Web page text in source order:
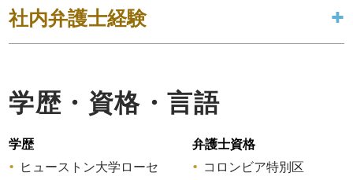
社内弁護士経験
学歴・資格・言語
学歴
ヒューストン大学ローセ
弁護士資格
コロンビア特別区